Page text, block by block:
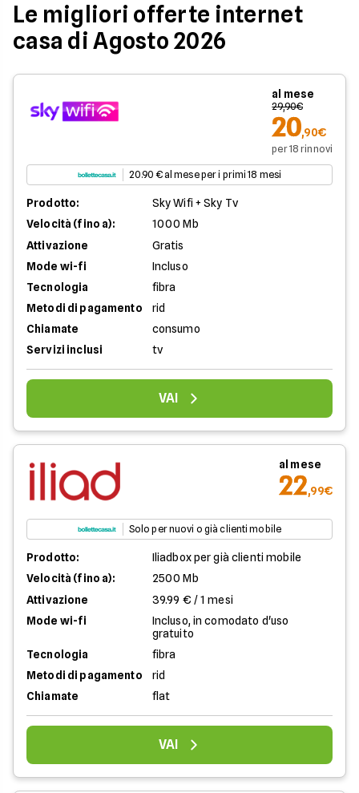
Le migliori offerte internet
casa di Agosto 2026
al mese
29,90€
20,90€
per 18 rinnovi
20.90 € al mese per i primi 18 mesi
Prodotto:
Sky Wifi + Sky Tv
Velocità (fino a):
1000 Mb
Attivazione
Gratis
Mode wi-fi
Incluso
Tecnologia
fibra
Metodi di pagamento
rid
Chiamate
consumo
Servizi inclusi
tv
VAI
al mese
22,99€
Solo per nuovi o già clienti mobile
Prodotto:
Iliadbox per già clienti mobile
Velocità (fino a):
2500 Mb
Attivazione
39.99 € / 1 mesi
Mode wi-fi
Incluso, in comodato d'uso
gratuito
Tecnologia
fibra
Metodi di pagamento
rid
Chiamate
flat
VAI